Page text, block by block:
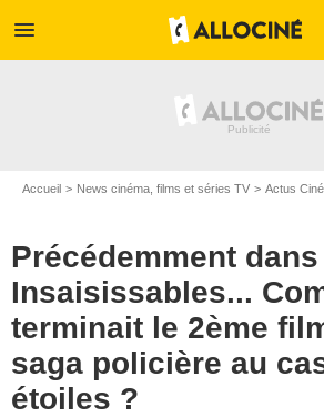
menu
Accueil News cinéma, films et séries TV Actus Ciné
Précédemment dans
Insaisissables...
terminait le 2ème
saga policière au
étoiles ?